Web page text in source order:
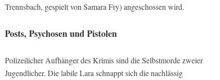
Trennsbach, gespielt von Samara Fry) angeschossen wird.
Posts, Psychosen und Pistolen
Polizeilicher Aufhänger des Krimis sind die Selbstmorde zweier
Jugendlicher. Die labile Lara schnappt sich die nachlässig